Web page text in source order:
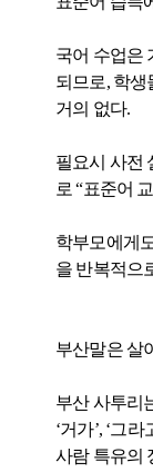
국어 수업은
되므로, 학생
거의 없다.
필요시 사전
로 “표준어
학부모에게
을 반복적으
부산말은 살
부산 사투리
‘거가’, ‘그
사람 특유의